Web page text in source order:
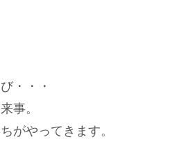
・・・
事。
がやってきます。